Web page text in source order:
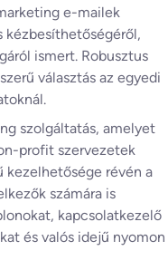
e-mailek
kézbesíthetőségéről,
ismert. Robusztus
választás az egyedi
szolgáltatás, amelyet
profit szervezetek
kezelhetősége révén a
számára is
kapcsolatkezelő
és valós idejű nyomon